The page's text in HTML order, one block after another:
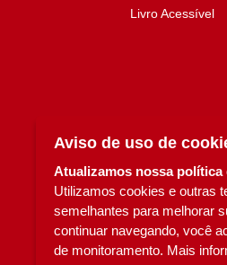
Livro Acessível
Aviso de uso de
Atualizamos nossa política
Utilizamos cookies e outras
semelhantes para melhorar
continuar navegando, você
de monitoramento. Mais